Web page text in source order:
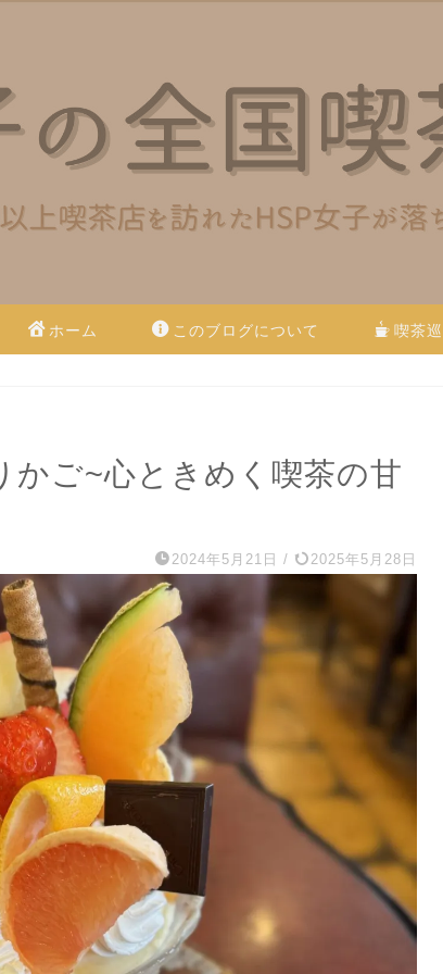
ホーム このブログについて 喫茶巡
かご~心ときめく喫茶の甘
2024年5月21日 / 2025年5月28日